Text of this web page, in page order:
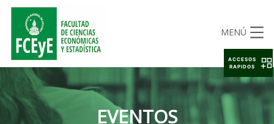
MENÚ
EVENTOS
ACCESOS
RAPIDOS